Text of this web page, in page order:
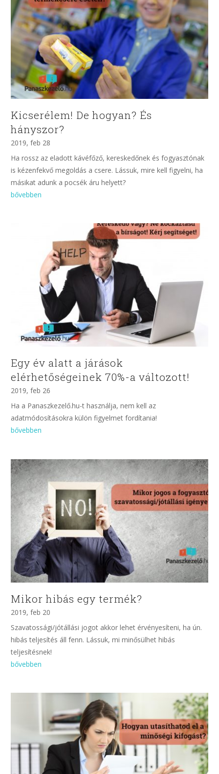
Kicserélem! De hogyan? És
hányszor?
2019, feb 28
Ha rossz az eladott kávéfőző, kereskedőnek és fogyasztónak
is kézenfekvő megoldás a csere. Lássuk, mire kell figyelni, ha
másikat adunk a pocsék áru helyett?
bővebben
Egy év alatt a járások
elérhetőségeinek 70%-a változott!
2019, feb 26
Ha a Panaszkezelő.hu-t használja, nem kell az
adatmódosításokra külön figyelmet fordítania!
bővebben
Mikor hibás egy termék?
2019, feb 20
Szavatossági/jótállási jogot akkor lehet érvényesíteni, ha ún.
hibás teljesítés áll fenn. Lássuk, mi minősülhet hibás
teljesítésnek!
bővebben